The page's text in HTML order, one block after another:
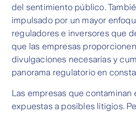
del sentimiento público.
impulsado por un mayor
reguladores e inversores que
que las empresas
divulgaciones necesarias y
panorama regulatorio en
Las empresas que contaminan
expuestas a posibles litigios.